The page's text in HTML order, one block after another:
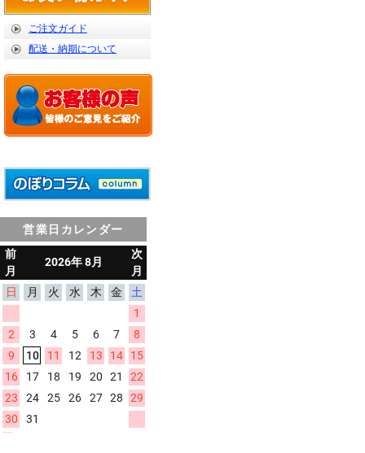
ご注文ガイド
配送・納期について
営業日カレンダー